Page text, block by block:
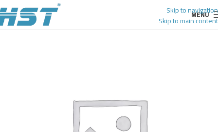
Skip to navigation
Skip to main content
MENU